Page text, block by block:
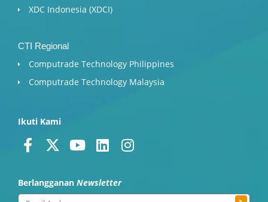
XDC Indonesia (XDCI)
CTI Regional
Computrade Technology Philippines
Computrade Technology Malaysia
Ikuti Kami
F
a
e
X
w
Y
t
L
k
I
Berlangganan Newsletter
Submit